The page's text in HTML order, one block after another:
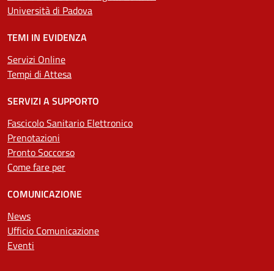
Università di Padova
TEMI IN EVIDENZA
Servizi Online
Tempi di Attesa
SERVIZI A SUPPORTO
Fascicolo Sanitario Elettronico
Prenotazioni
Pronto Soccorso
Come fare per
COMUNICAZIONE
News
Ufficio Comunicazione
Eventi